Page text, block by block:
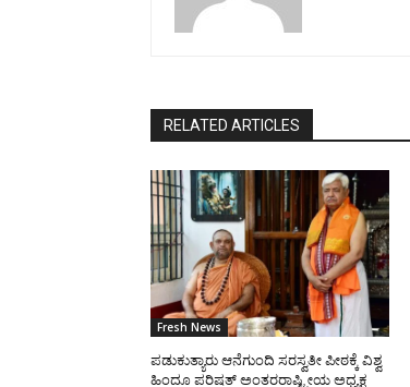
RELATED ARTICLES
Fresh News
ಪಡುಕುತ್ಯಾರು ಆನೆಗುಂದಿ ಸರಸ್ವತೀ ಪೀಠಕ್ಕೆ ವಿಶ್ವ
ಹಿಂದೂ ಪರಿಷತ್ ಅಂತರರಾಷ್ಟ್ರೀಯ ಅಧ್ಯಕ್ಷ